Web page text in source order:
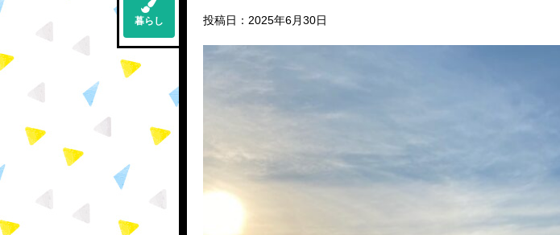
暮らし 投稿日：2025年6月30日